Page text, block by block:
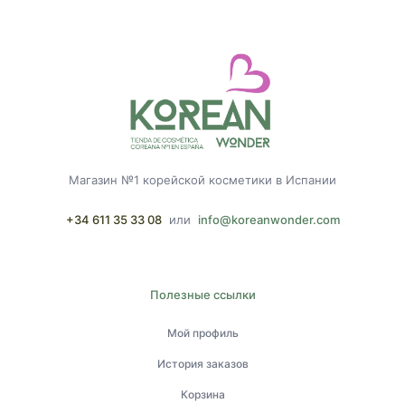
Магазин №1 корейской косметики в Испании
+34 611 35 33 08 или info@koreanwonder.com
Полезные ссылки
Мой профиль
История заказов
Корзина